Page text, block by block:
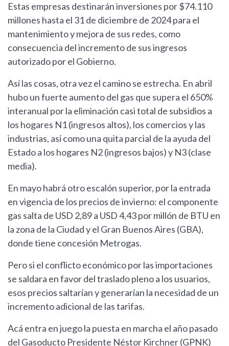
Estas empresas destinarán inversiones por $74.110
millones hasta el 31 de diciembre de 2024 para el
mantenimiento y mejora de sus redes, como
consecuencia del incremento de sus ingresos
autorizado por el Gobierno.
Así las cosas, otra vez el camino se estrecha. En abril
hubo un fuerte aumento del gas que supera el 650%
interanual por la eliminación casi total de subsidios a
los hogares N1 (ingresos altos), los comercios y las
industrias, así como una quita parcial de la ayuda del
Estado a los hogares N2 (ingresos bajos) y N3 (clase
media).
En mayo habrá otro escalón superior, por la entrada
en vigencia de los precios de invierno: el componente
gas salta de USD 2,89 a USD 4,43 por millón de BTU en
la zona de la Ciudad y el Gran Buenos Aires (GBA),
donde tiene concesión Metrogas.
Pero si el conflicto económico por las importaciones
se saldara en favor del traslado pleno a los usuarios,
esos precios saltarían y generarían la necesidad de un
incremento adicional de las tarifas.
Acá entra en juego la puesta en marcha el año pasado
del Gasoducto Presidente Néstor Kirchner (GPNK)